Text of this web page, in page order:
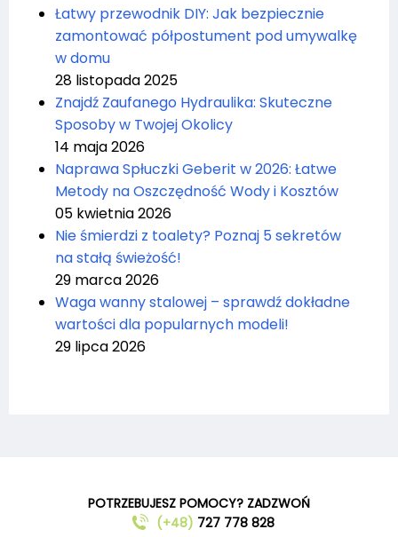
Łatwy przewodnik DIY: Jak bezpiecznie
zamontować półpostument pod umywalkę
w domu
28 listopada 2025
Znajdź Zaufanego Hydraulika: Skuteczne
Sposoby w Twojej Okolicy
14 maja 2026
Naprawa Spłuczki Geberit w 2026: Łatwe
Metody na Oszczędność Wody i Kosztów
05 kwietnia 2026
Nie śmierdzi z toalety? Poznaj 5 sekretów
na stałą świeżość!
29 marca 2026
Waga wanny stalowej – sprawdź dokładne
wartości dla popularnych modeli!
29 lipca 2026
POTRZEBUJESZ POMOCY? ZADZWOŃ
(+48) 727 778 828